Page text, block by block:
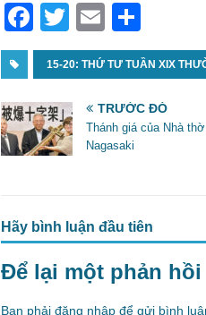
F
a
c
e
b
o
k
T
w
itt
er
E
m
ai
l
h
ar
e
15-20: THỨ TƯ TUẦN XIX
TRƯỚC ĐÓ
Thánh giá của Nhà
Nagasaki
Hãy bình luận đầu tiên
Để lại một phản hồi
Bạn phải đăng nhập để gửi bình